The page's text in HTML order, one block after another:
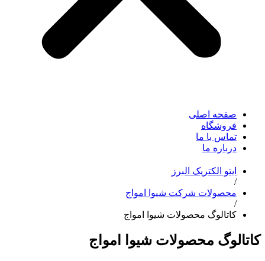
صفحه اصلی
فروشگاه
تماس با ما
درباره ما
ایتو الکتریک البرز
/
محصولات شرکت شیوا امواج
/
کاتالوگ محصولات شیوا امواج
کاتالوگ محصولات شیوا امواج